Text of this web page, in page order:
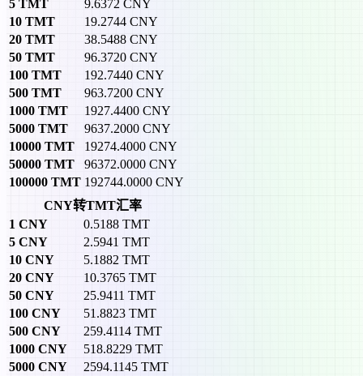
5 TMT 9.6372 CNY
10 TMT 19.2744 CNY
20 TMT 38.5488 CNY
50 TMT 96.3720 CNY
100 TMT 192.7440 CNY
500 TMT 963.7200 CNY
1000 TMT 1927.4400 CNY
5000 TMT 9637.2000 CNY
10000 TMT 19274.4000 CNY
50000 TMT 96372.0000 CNY
100000 TMT 192744.0000 CNY
CNY转TMT汇率
1 CNY 0.5188 TMT
5 CNY 2.5941 TMT
10 CNY 5.1882 TMT
20 CNY 10.3765 TMT
50 CNY 25.9411 TMT
100 CNY 51.8823 TMT
500 CNY 259.4114 TMT
1000 CNY 518.8229 TMT
5000 CNY 2594.1145 TMT